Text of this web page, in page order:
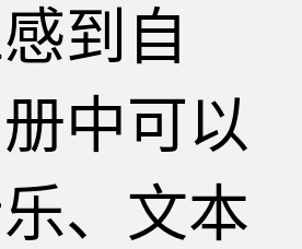
到自
中可以
、文本